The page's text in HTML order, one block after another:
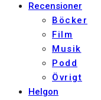
Recensioner
Böcker
Film
Musik
Podd
Övrigt
Helgon